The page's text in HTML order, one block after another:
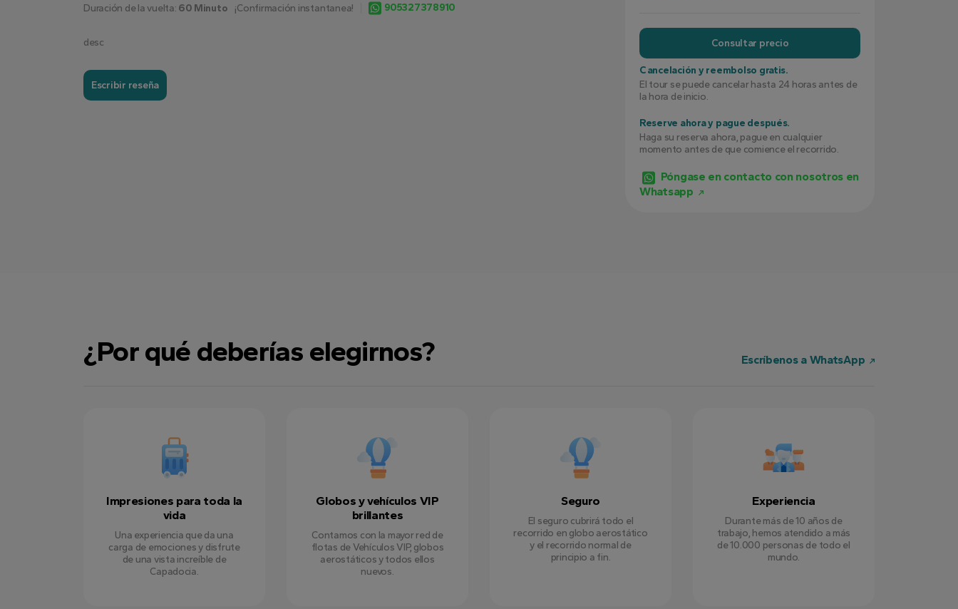
Duración de la vuelta: 60 Minuto ¡Confirmación instantanea! 905327378910
desc
Escribir reseña
Consultar precio
Cancelación y reembolso gratis.
El tour se puede cancelar hasta 24 horas antes de
la hora de inicio.
Reserve ahora y pague después.
Haga su reserva ahora, pague en cualquier
momento antes de que comience el recorrido.
Póngase en contacto con nosotros en
Whatsapp
¿Por qué deberías elegirnos? Escríbenos a WhatsApp
Impresiones para toda la
vida
Una experiencia que da una
carga de emociones y disfrute
de una vista increíble de
Capadocia.
Globos y vehículos VIP
brillantes
Contamos con la mayor red de
flotas de Vehículos VIP, globos
aerostáticos y todos ellos
nuevos.
Seguro
El seguro cubrirá todo el
recorrido en globo aerostático
y el recorrido normal de
principio a fin.
Experiencia
Durante más de 10 años de
trabajo, hemos atendido a más
de 10.000 personas de todo el
mundo.